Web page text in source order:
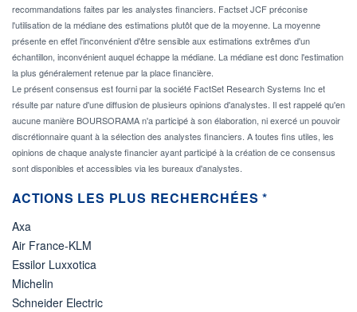
recommandations faites par les analystes financiers. Factset JCF préconise
l'utilisation de la médiane des estimations plutôt que de la moyenne. La moyenne
présente en effet l'inconvénient d'être sensible aux estimations extrêmes d'un
échantillon, inconvénient auquel échappe la médiane. La médiane est donc l'estimation
la plus généralement retenue par la place financière.
Le présent consensus est fourni par la société FactSet Research Systems Inc et
résulte par nature d'une diffusion de plusieurs opinions d'analystes. Il est rappelé qu'en
aucune manière BOURSORAMA n'a participé à son élaboration, ni exercé un pouvoir
discrétionnaire quant à la sélection des analystes financiers. A toutes fins utiles, les
opinions de chaque analyste financier ayant participé à la création de ce consensus
sont disponibles et accessibles via les bureaux d'analystes.
ACTIONS LES PLUS RECHERCHÉES *
Axa
Air France-KLM
Essilor Luxxotica
Michelin
Schneider Electric